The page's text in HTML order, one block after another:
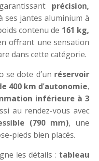
précision,
ses jantes aluminium à
contenu de 161 kg,
offrant une sensation
dans cette catégorie.
se dote d’un réservoir
400 km d’autonomie,
inférieure à 3
au rendez-vous avec
(790 mm), une
pieds bien placés.
les détails : tableau